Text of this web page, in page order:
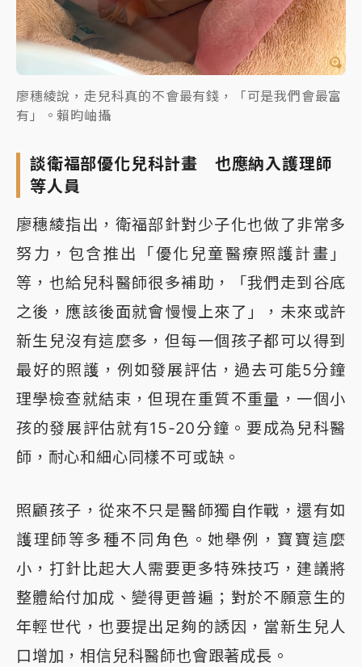
廖穗綾說，走兒科真的不會最有錢，「可是我們會最富
有」。賴昀岫攝
談衛福部優化兒科計畫 也應納入護理師
等人員
廖穗綾指出，衛福部針對少子化也做了非常多
努力，包含推出「優化兒童醫療照護計畫」
等，也給兒科醫師很多補助，「我們走到谷底
之後，應該後面就會慢慢上來了」，未來或許
新生兒沒有這麼多，但每一個孩子都可以得到
最好的照護，例如發展評估，過去可能5分鐘
理學檢查就結束，但現在重質不重量，一個小
孩的發展評估就有15-20分鐘。要成為兒科醫
師，耐心和細心同樣不可或缺。
照顧孩子，從來不只是醫師獨自作戰，還有如
護理師等多種不同角色。她舉例，寶寶這麼
小，打針比起大人需要更多特殊技巧，建議將
整體給付加成、變得更普遍；對於不願意生的
年輕世代，也要提出足夠的誘因，當新生兒人
口增加，相信兒科醫師也會跟著成長。